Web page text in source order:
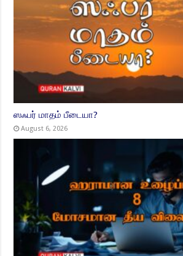
ஸஃபர் மாதம் பீடையா?
August 6, 2026